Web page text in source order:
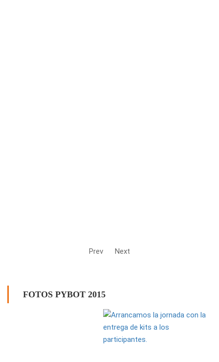
Prev Next
FOTOS PYBOT 2015